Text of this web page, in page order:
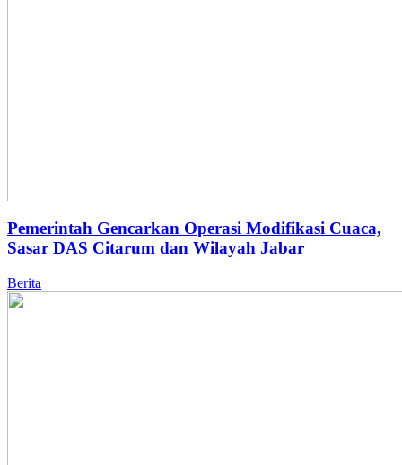
Pemerintah Gencarkan Operasi Modifikasi Cuaca,
Sasar DAS Citarum dan Wilayah Jabar
Berita